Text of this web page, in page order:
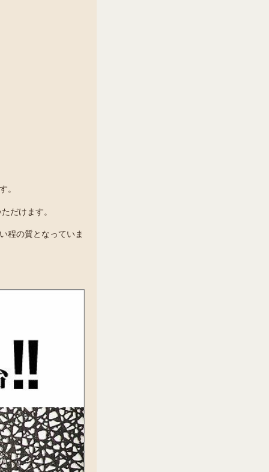
。
だけます。
程の質となっていま